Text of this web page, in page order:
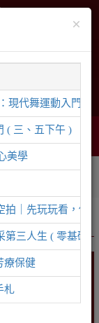
網頁選單
×
現代舞運動入門 (
( 三、五下午 )
美學
拍｜先玩玩看，你
第三人生 ( 零基礎
療保健
札